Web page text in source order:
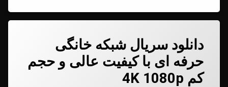
دانلود سریال شبکه خانگی
حرفه ای با کیفیت عالی و حجم
کم 4K 1080p